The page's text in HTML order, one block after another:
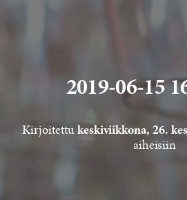
2019-06-15
Kirjoitettu keskiviikkona, 26.
aiheisiin